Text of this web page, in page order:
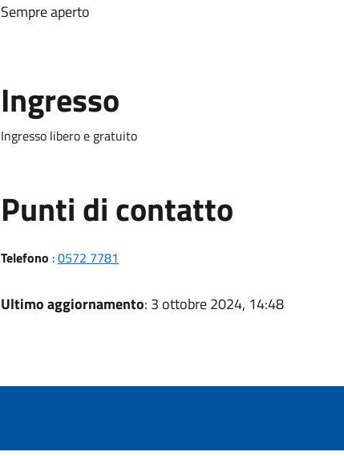
Sempre aperto
Ingresso
Ingresso libero e gratuito
Punti di contatto
Telefono :0572 7781
Ultimo aggiornamento: 3 ottobre 2024, 14:48